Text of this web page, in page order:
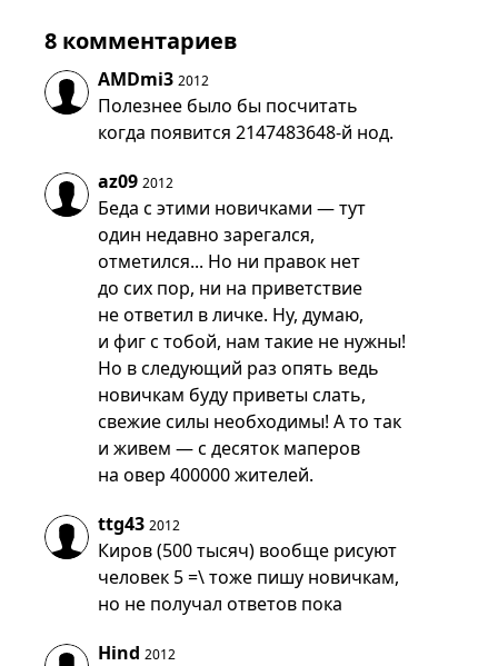
8 комментариев
AMDmi3 2012
Полезнее было бы посчитать
когда появится 2147483648-й нод.
az09 2012
Беда с этими новичками — тут
один недавно зарегался,
отметился... Но ни правок нет
до сих пор, ни на приветствие
не ответил в личке. Ну, думаю,
и фиг с тобой, нам такие не нужны!
Но в следующий раз опять ведь
новичкам буду приветы слать,
свежие силы необходимы! А то так
и живем — с десяток маперов
на овер 400000 жителей.
ttg43 2012
Киров (500 тысяч) вообще рисуют
человек 5 =\ тоже пишу новичкам,
но не получал ответов пока
Hind 2012